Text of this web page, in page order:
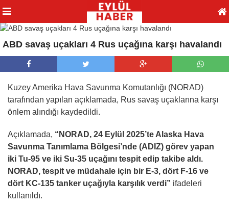
ABD savaş uçakları 4 Rus uçağına karşı havalandı
Kuzey Amerika Hava Savunma Komutanlığı (NORAD)
tarafından yapılan açıklamada, Rus savaş uçaklarına karşı
önlem alındığı kaydedildi.
Açıklamada, “NORAD, 24 Eylül 2025’te Alaska Hava
Savunma Tanımlama Bölgesi’nde (ADIZ) görev yapan
iki Tu-95 ve iki Su-35 uçağını tespit edip takibe aldı.
NORAD, tespit ve müdahale için bir E-3, dört F-16 ve
dört KC-135 tanker uçağıyla karşılık verdi” ifadeleri
kullanıldı.